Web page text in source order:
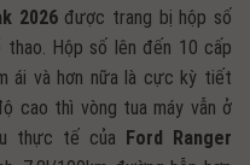
2026 được trang bị hộp số
Hộp số lên đến 10 cấp
ái và hơn nữa là cực kỳ tiết
cao thì vòng tua máy vẫn ở
thực tế của Ford Ranger